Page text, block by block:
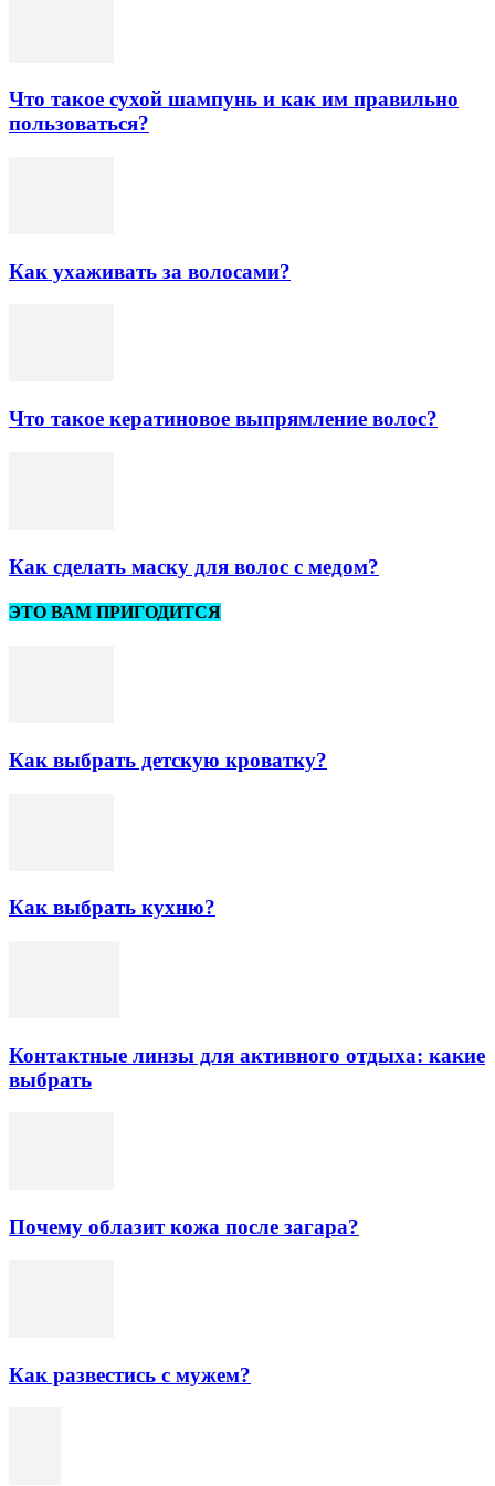
Что такое сухой шампунь и как им правильно
пользоваться?
Как ухаживать за волосами?
Что такое кератиновое выпрямление волос?
Как сделать маску для волос с медом?
ЭТО ВАМ ПРИГОДИТСЯ
Как выбрать детскую кроватку?
Как выбрать кухню?
Контактные линзы для активного отдыха: какие
выбрать
Почему облазит кожа после загара?
Как развестись с мужем?